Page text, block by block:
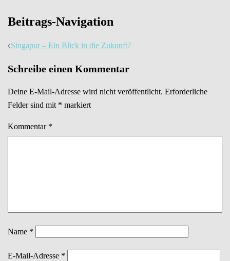
Beitrags-Navigation
Singapur – Ein Blick in die Zukunft?
Schreibe einen Kommentar
Deine E-Mail-Adresse wird nicht veröffentlicht. Erforderliche
Felder sind mit * markiert
Kommentar *
Name *
E-Mail-Adresse *